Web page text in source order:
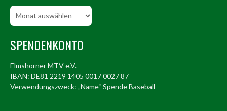
Beitragsarchiv
SPENDENKONTO
Elmshorner MTV e.V.
IBAN: DE81 2219 1405 0017 0027 87
Verwendungszweck: „Name“ Spende Baseball